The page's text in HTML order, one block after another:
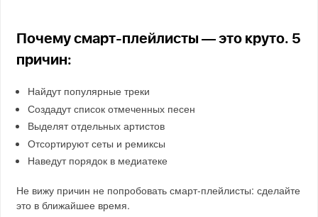
Почему смарт-плейлисты — это круто. 5
причин:
Найдут популярные треки
Создадут список отмеченных песен
Выделят отдельных артистов
Отсортируют сеты и ремиксы
Наведут порядок в медиатеке
Не вижу причин не попробовать смарт-плейлисты: сделайте
это в ближайшее время.